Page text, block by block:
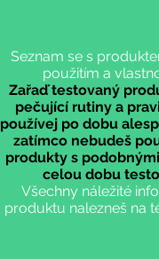
Seznam se s
použitím a
Zařaď testovaný
pečující rutiny a
používej po dobu
zatímco nebudeš
produkty s
celou dobu
Všechny náležité
produktu nalezneš na